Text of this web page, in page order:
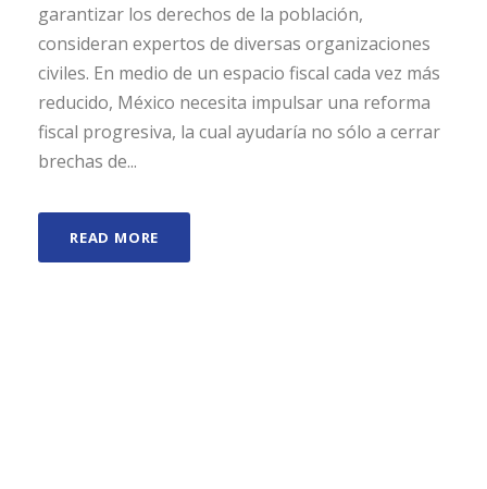
garantizar los derechos de la población,
consideran expertos de diversas organizaciones
civiles. En medio de un espacio fiscal cada vez más
reducido, México necesita impulsar una reforma
fiscal progresiva, la cual ayudaría no sólo a cerrar
brechas de...
READ MORE